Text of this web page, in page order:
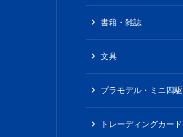
書籍・雑誌
文具
プラモデル・ミニ四駆
トレーディングカード